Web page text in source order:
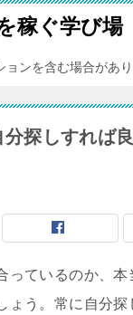
稼ぐ学び場
ョンを含む場合があ
探しすれば
っているのか、本
ょう。常に自分